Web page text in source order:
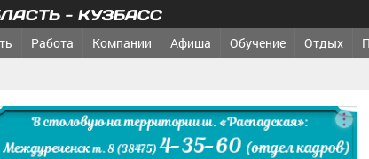
- КУЗБАСС
Работа Компании Афиша Обучение Отдых